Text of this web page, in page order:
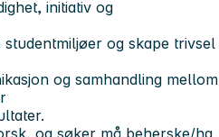
initiativ og
og skape trivsel
og samhandling mellom
og søker må beherske/ha